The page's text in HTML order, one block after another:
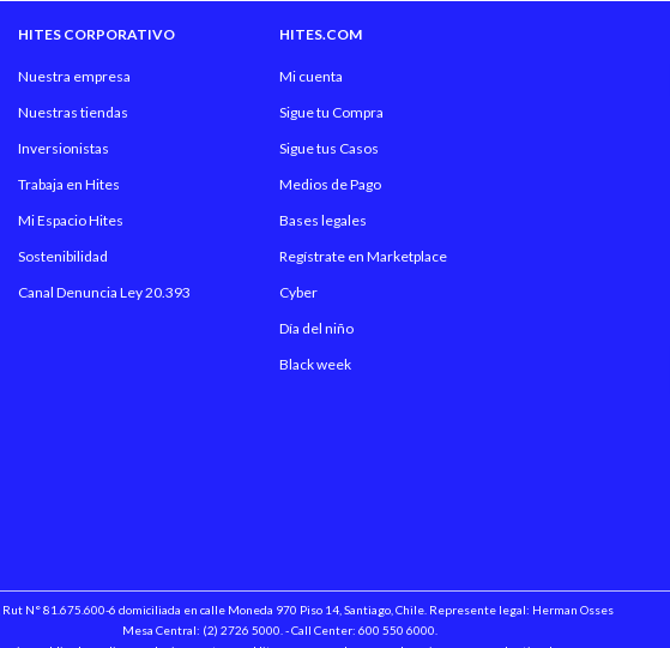
facilita su uso con una
HITES CORPORATIVO
Nuestra empresa
Nuestras tiendas
Inversionistas
Trabaja en Hites
Mi Espacio Hites
Sostenibilidad
Canal Denuncia Ley 20.393
HITES.COM
Mi cuenta
Sigue tu Compra
Sigue tus Casos
Medios de Pago
Bases legales
Regístrate en Marketplace
Cyber
Día del niño
Black week
Rut N° 81.675.600-6 domiciliada en calle Moneda 970 Piso 14, Santiago, Chile. Represente legal: Herman Osses
Mesa Central: (2) 2726 5000. - Call Center: 600 550 6000.